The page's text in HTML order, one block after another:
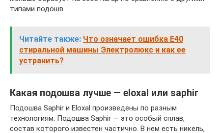
типами подошв.
Читайте также: Что означает ошибка Е40
стиральной машины Электролюкс и как ее
устранить?
Какая подошва лучше — eloxal или saphir
Подошва Saphir и Eloxal произведены по разным
технологиям. Подошва Saphir — это особый сплав,
состав которого известен частично. В нем есть никель,